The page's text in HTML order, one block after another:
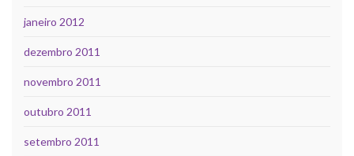
janeiro 2012
dezembro 2011
novembro 2011
outubro 2011
setembro 2011